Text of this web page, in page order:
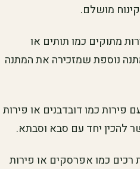
מושלם.
מתוקים כמו תותים או
נוספת שמזכירה את המתנה
פירות כמו דובדבנים או פירות
להכין יחד עם סבא וסבתא.
רכים כמו אפרסקים או פירות